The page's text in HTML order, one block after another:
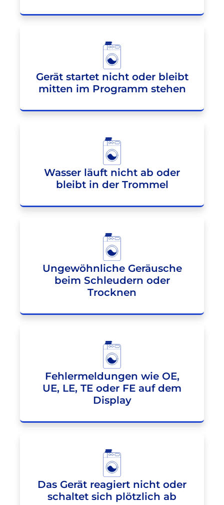
Gerät startet nicht oder bleibt
mitten im Programm stehen
Wasser läuft nicht ab oder
bleibt in der Trommel
Ungewöhnliche Geräusche
beim Schleudern oder
Trocknen
Fehlermeldungen wie OE,
UE, LE, TE oder FE auf dem
Display
Das Gerät reagiert nicht oder
schaltet sich plötzlich ab